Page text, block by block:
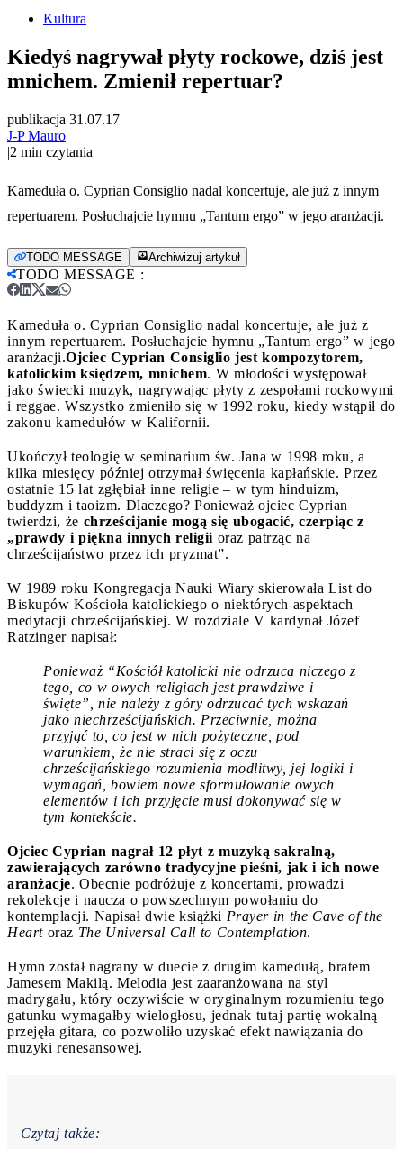
Kultura
Kiedyś nagrywał płyty rockowe, dziś jest
mnichem. Zmienił repertuar?
publikacja 31.07.17|
J-P Mauro
|2 min czytania
Kameduła o. Cyprian Consiglio nadal koncertuje, ale już z innym
repertuarem. Posłuchajcie hymnu „Tantum ergo” w jego aranżacji.
TODO MESSAGE Archiwizuj artykuł
TODO MESSAGE :
Kameduła o. Cyprian Consiglio nadal koncertuje, ale już z
innym repertuarem. Posłuchajcie hymnu „Tantum ergo” w jego
aranżacji.Ojciec Cyprian Consiglio jest kompozytorem,
katolickim księdzem, mnichem. W młodości występował
jako świecki muzyk, nagrywając płyty z zespołami rockowymi
i reggae. Wszystko zmieniło się w 1992 roku, kiedy wstąpił do
zakonu kamedułów w Kalifornii.
Ukończył teologię w seminarium św. Jana w 1998 roku, a
kilka miesięcy później otrzymał święcenia kapłańskie. Przez
ostatnie 15 lat zgłębiał inne religie – w tym hinduizm,
buddyzm i taoizm. Dlaczego? Ponieważ ojciec Cyprian
twierdzi, że chrześcijanie mogą się ubogacić, czerpiąc z
„prawdy i piękna innych religii oraz patrząc na
chrześcijaństwo przez ich pryzmat”.
W 1989 roku Kongregacja Nauki Wiary skierowała List do
Biskupów Kościoła katolickiego o niektórych aspektach
medytacji chrześcijańskiej. W rozdziale V kardynał Józef
Ratzinger napisał:
Ponieważ “Kościół katolicki nie odrzuca niczego z
tego, co w owych religiach jest prawdziwe i
święte”, nie należy z góry odrzucać tych wskazań
jako niechrześcijańskich. Przeciwnie, można
przyjąć to, co jest w nich pożyteczne, pod
warunkiem, że nie straci się z oczu
chrześcijańskiego rozumienia modlitwy, jej logiki i
wymagań, bowiem nowe sformułowanie owych
elementów i ich przyjęcie musi dokonywać się w
tym kontekście.
Ojciec Cyprian nagrał 12 płyt z muzyką sakralną,
zawierających zarówno tradycyjne pieśni, jak i ich nowe
aranżacje. Obecnie podróżuje z koncertami, prowadzi
rekolekcje i naucza o powszechnym powołaniu do
kontemplacji. Napisał dwie książki Prayer in the Cave of the
Heart oraz The Universal Call to Contemplation.
Hymn został nagrany w duecie z drugim kamedułą, bratem
Jamesem Makilą. Melodia jest zaaranżowana na styl
madrygału, który oczywiście w oryginalnym rozumieniu tego
gatunku wymagałby wielogłosu, jednak tutaj partię wokalną
przejęła gitara, co pozwoliło uzyskać efekt nawiązania do
muzyki renesansowej.
Czytaj także: